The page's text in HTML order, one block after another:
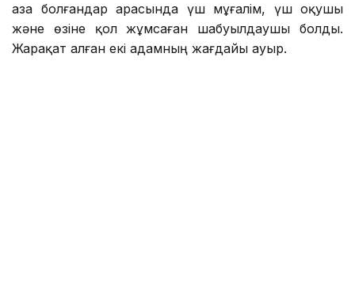
Қаза болғандар арасында үш мұғалім, үш оқушы
және өзіне қол жұмсаған шабуылдаушы болды.
Жарақат алған екі адамның жағдайы ауыр.